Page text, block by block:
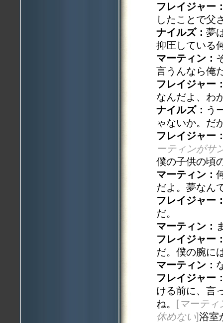
フレイジャー
したことで父
ナイルズ： 夢
抑圧している
マーティン：
言うんなら俺
フレイジャー
なんだよ、わ
ナイルズ： う
ゃないか。だ
フレイジャー
ーティンがサ
僕の子供の頃
マーティン：
だよ。夢なん
フレイジャー
だ。
マーティン：
フレイジャー
だ。僕の腕に
マーティン：
フレイジャー
ける前に、言
ね。
[マーテ
休めない]浴室